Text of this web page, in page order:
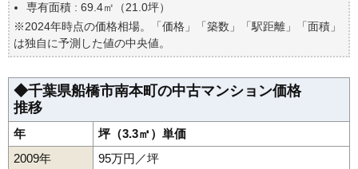
自分の年収でいくらの不動産が買える？
専有面積 : 69.4㎡（21.0坪）
※2024年時点の価格相場。「価格」「築数」「駅距離」「面積」
は独自に予測した値の中央値。
◆千葉県船橋市南本町の中古マンション価格
推移
年
坪（3.3㎡）単価
2009年
95万円／坪